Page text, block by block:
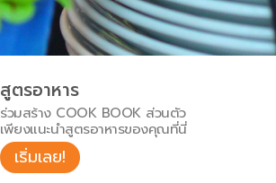
สูตรอาหาร
ร่วมสร้าง COOK BOOK ส่วนตัว
เพียงแนะนำสูตรอาหารของคุณที่นี่
เริ่มเลย!